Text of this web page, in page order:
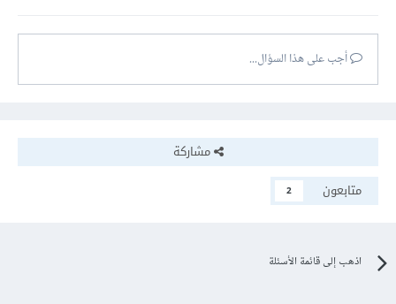
أجب على هذا السؤال...
مشاركة
متابعون
2
اذهب إلى قائمة الأسئلة